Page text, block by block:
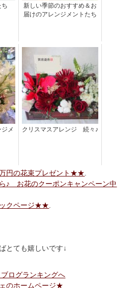
ち
新しい季節のおすすめ＆お
届けのアレンジメントたち
メ
クリスマスアレンジ 続々♪
円の花束プレゼント★★
♪ お花のクーポンキャンペーン中
クページ★★
とても嬉しいです↓
ログランキングへ
のホームページ★